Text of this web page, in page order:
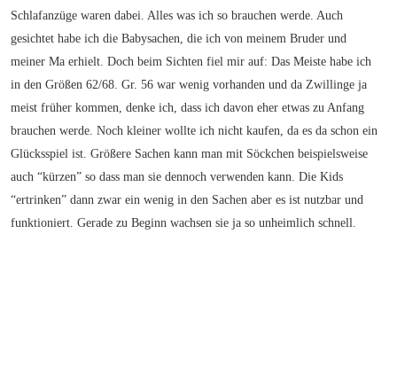
Schlafanzüge waren dabei. Alles was ich so brauchen werde. Auch
gesichtet habe ich die Babysachen, die ich von meinem Bruder und
meiner Ma erhielt. Doch beim Sichten fiel mir auf: Das Meiste habe ich
in den Größen 62/68. Gr. 56 war wenig vorhanden und da Zwillinge ja
meist früher kommen, denke ich, dass ich davon eher etwas zu Anfang
brauchen werde. Noch kleiner wollte ich nicht kaufen, da es da schon ein
Glücksspiel ist. Größere Sachen kann man mit Söckchen beispielsweise
auch “kürzen” so dass man sie dennoch verwenden kann. Die Kids
“ertrinken” dann zwar ein wenig in den Sachen aber es ist nutzbar und
funktioniert. Gerade zu Beginn wachsen sie ja so unheimlich schnell.